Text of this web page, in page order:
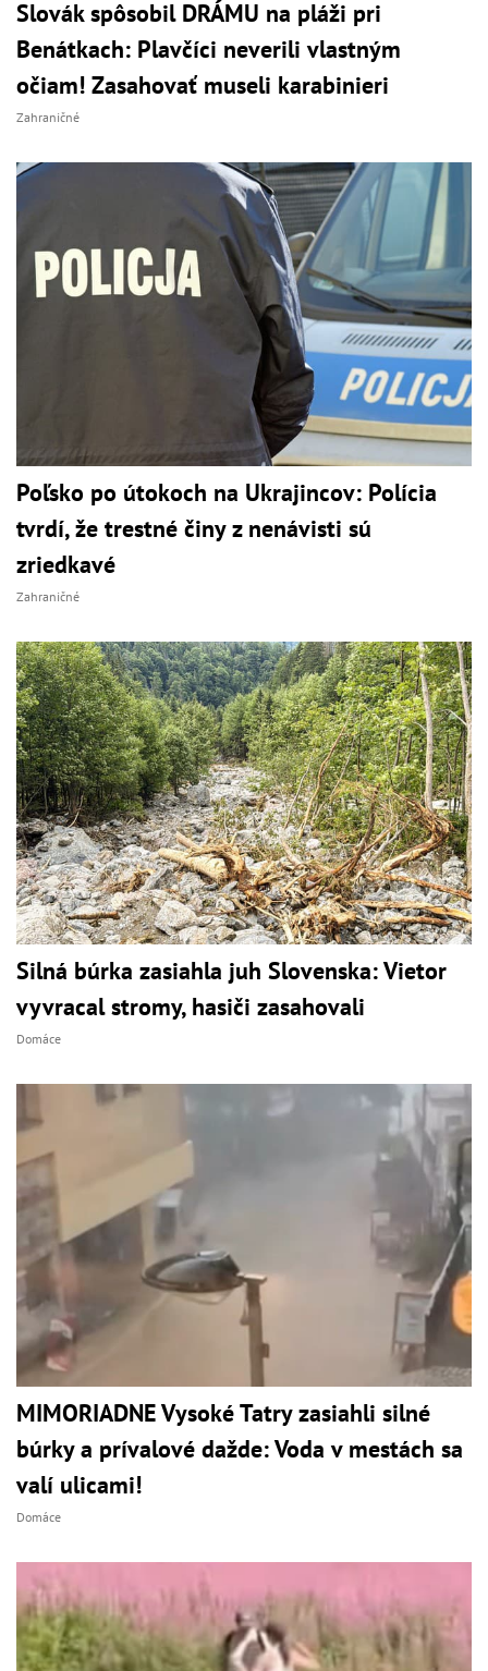
Slovák spôsobil DRÁMU na pláži pri
Benátkach: Plavčíci neverili vlastným
očiam! Zasahovať museli karabinieri
Zahraničné
Poľsko po útokoch na Ukrajincov: Polícia
tvrdí, že trestné činy z nenávisti sú
zriedkavé
Zahraničné
Silná búrka zasiahla juh Slovenska: Vietor
vyvracal stromy, hasiči zasahovali
Domáce
MIMORIADNE Vysoké Tatry zasiahli silné
búrky a prívalové dažde: Voda v mestách sa
valí ulicami!
Domáce